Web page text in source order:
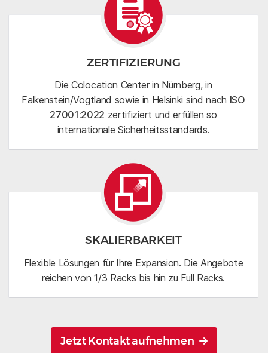
ZERTIFIZIERUNG
Die Colocation Center in Nürnberg, in
Falkenstein/Vogtland sowie in Helsinki sind nach ISO
27001:2022 zertifiziert und erfüllen so
internationale Sicherheitsstandards.
SKALIERBARKEIT
Flexible Lösungen für Ihre Expansion. Die Angebote
reichen von 1/3 Racks bis hin zu Full Racks.
Jetzt Kontakt aufnehmen